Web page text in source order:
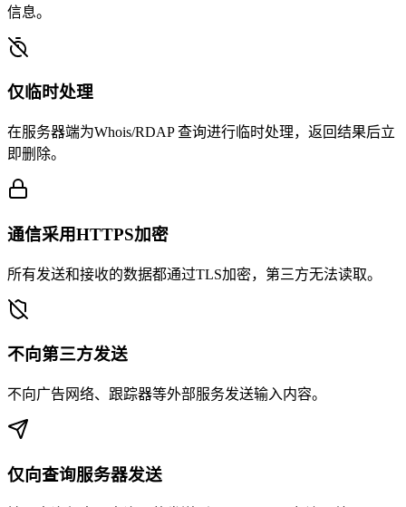
信息。
仅临时处理
在服务器端为Whois/RDAP 查询进行临时处理，返回结果后立
即删除。
通信采用HTTPS加密
所有发送和接收的数据都通过TLS加密，第三方无法读取。
不向第三方发送
不向广告网络、跟踪器等外部服务发送输入内容。
仅向查询服务器发送